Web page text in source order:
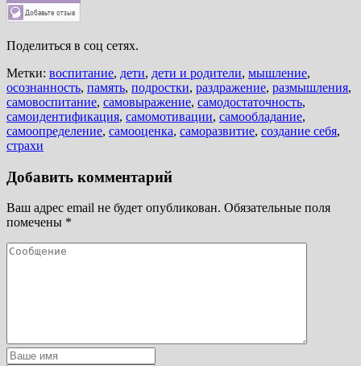
Поделиться в соц сетях.
Метки: воспитание, дети, дети и родители, мышление,
осознанность, память, подростки, раздражение, размышления,
самовоспитание, самовыражение, самодостаточность,
самоидентификация, самомотивации, самообладание,
самоопределение, самооценка, саморазвитие, создание себя,
страхи
Добавить комментарий
Ваш адрес email не будет опубликован. Обязательные поля
помечены *